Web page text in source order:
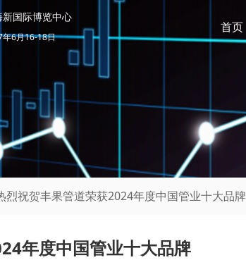
新国际博览中心
年6月16-18日
首页
烈祝贺丰果管道荣获2024年度中国管业十大品牌
年度中国管业十大品牌